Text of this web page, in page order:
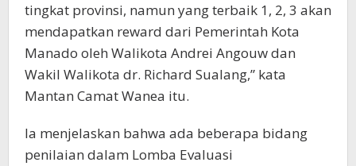
tingkat provinsi, namun yang terbaik 1, 2, 3 akan
mendapatkan reward dari Pemerintah Kota
Manado oleh Walikota Andrei Angouw dan
Wakil Walikota dr. Richard Sualang,” kata
Mantan Camat Wanea itu.
Ia menjelaskan bahwa ada beberapa bidang
penilaian dalam Lomba Evaluasi